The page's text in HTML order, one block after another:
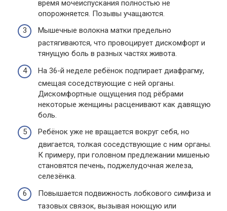
время мочеиспускания полностью не
опорожняется. Позывы учащаются.
Мышечные волокна матки предельно
растягиваются, что провоцирует дискомфорт и
тянущую боль в разных частях живота.
На 36-й неделе ребёнок подпирает диафрагму,
смещая соседствующие с ней органы.
Дискомфортные ощущения под рёбрами
некоторые женщины расценивают как давящую
боль.
Ребёнок уже не вращается вокруг себя, но
двигается, толкая соседствующие с ним органы.
К примеру, при головном предлежании мишенью
становятся печень, поджелудочная железа,
селезёнка.
Повышается подвижность лобкового симфиза и
тазовых связок, вызывая ноющую или